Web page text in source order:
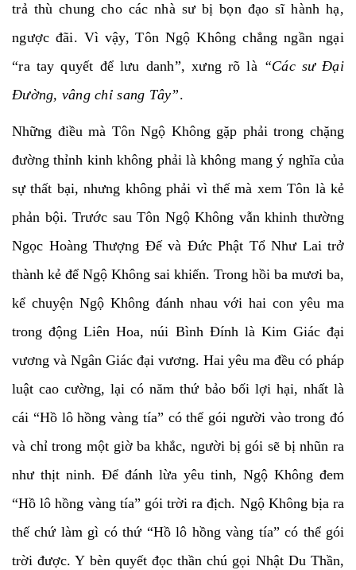
trả thù chung cho các nhà sư bị bọn đạo sĩ hành hạ,
ngược đãi. Vì vậy, Tôn Ngộ Không chẳng ngần ngại
“ra tay quyết để lưu danh”, xưng rõ là “Các sư Đại
Đường, vâng chỉ sang Tây”.
Những điều mà Tôn Ngộ Không gặp phải trong chặng
đường thỉnh kinh không phải là không mang ý nghĩa của
sự thất bại, nhưng không phải vì thế mà xem Tôn là kẻ
phản bội. Trước sau Tôn Ngộ Không vẫn khinh thường
Ngọc Hoàng Thượng Đế và Đức Phật Tổ Như Lai trở
thành kẻ để Ngộ Không sai khiến. Trong hồi ba mươi ba,
kể chuyện Ngộ Không đánh nhau với hai con yêu ma
trong động Liên Hoa, núi Bình Đính là Kim Giác đại
vương và Ngân Giác đại vương. Hai yêu ma đều có pháp
luật cao cường, lại có năm thứ bảo bối lợi hại, nhất là
cái “Hồ lô hồng vàng tía” có thể gói người vào trong đó
và chỉ trong một giờ ba khắc, người bị gói sẽ bị nhũn ra
như thịt ninh. Để đánh lừa yêu tinh, Ngộ Không đem
“Hồ lô hồng vàng tía” gói trời ra địch. Ngộ Không bịa ra
thế chứ làm gì có thứ “Hồ lô hồng vàng tía” có thể gói
trời được. Y bèn quyết đọc thần chú gọi Nhật Du Thần,